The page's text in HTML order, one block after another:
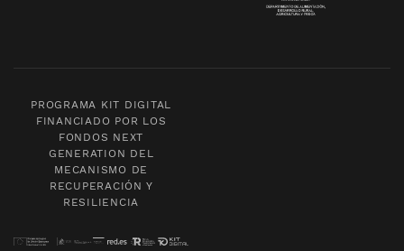
PROGRAMA KIT DIGITAL
FINANCIADO POR LOS
FONDOS NEXT
GENERATION DEL
MECANISMO DE
RECUPERACIÓN Y
RESILIENCIA